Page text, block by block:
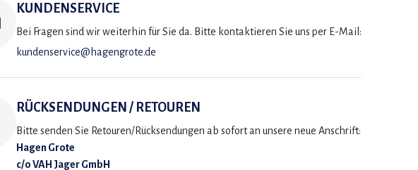
KUNDENSERVICE
Bei Fragen sind wir weiterhin für Sie da. Bitte kontaktieren Sie uns per E-Mail:
kundenservice@hagengrote.de
RÜCKSENDUNGEN / RETOUREN
Bitte senden Sie Retouren/Rücksendungen ab sofort an unsere neue Anschrift:
Hagen Grote
c/o VAH Jager GmbH